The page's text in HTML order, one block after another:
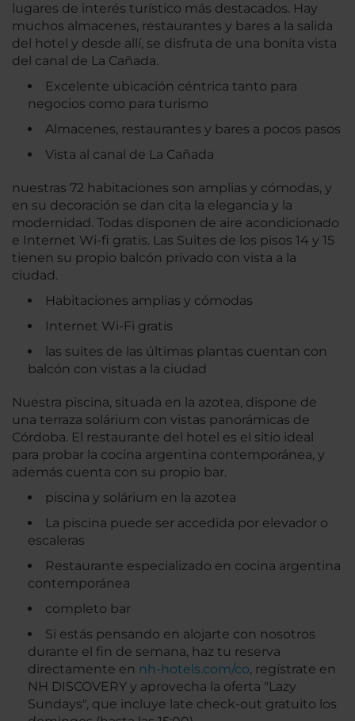
lugares de interés turístico más destacados. Hay
muchos almacenes, restaurantes y bares a la salida
del hotel y desde allí, se disfruta de una bonita vista
del canal de La Cañada.
Excelente ubicación céntrica tanto para
negocios como para turismo
Almacenes, restaurantes y bares a pocos pasos
Vista al canal de La Cañada
nuestras 72 habitaciones son amplias y cómodas, y
en su decoración se dan cita la elegancia y la
modernidad. Todas disponen de aire acondicionado
e Internet Wi-fi gratis. Las Suites de los pisos 14 y 15
tienen su propio balcón privado con vista a la
ciudad.
Habitaciones amplias y cómodas
Internet Wi-Fi gratis
las suites de las últimas plantas cuentan con
balcón con vistas a la ciudad
Nuestra piscina, situada en la azotea, dispone de
una terraza solárium con vistas panorámicas de
Córdoba. El restaurante del hotel es el sitio ideal
para probar la cocina argentina contemporánea, y
además cuenta con su propio bar.
piscina y solárium en la azotea
La piscina puede ser accedida por elevador o
escaleras
Restaurante especializado en cocina argentina
contemporánea
completo bar
Si estás pensando en alojarte con nosotros
durante el fin de semana, haz tu reserva
directamente en nh-hotels.com/co, regístrate en
NH DISCOVERY y aprovecha la oferta "Lazy
Sundays", que incluye late check-out gratuito los